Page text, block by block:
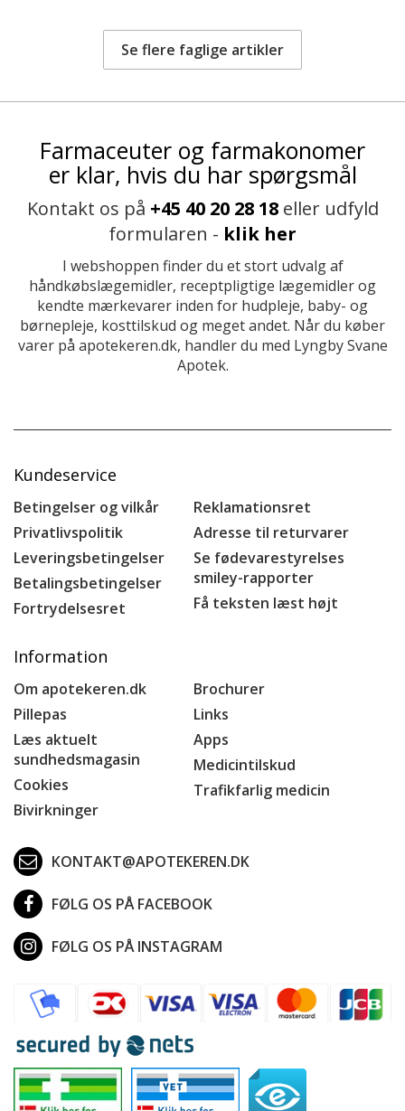
Se flere faglige artikler
Farmaceuter og farmakonomer
er klar, hvis du har spørgsmål
Kontakt os på +45 40 20 28 18eller udfyld
formularen - klik her
I webshoppen finder du et stort udvalg af
håndkøbslægemidler, receptpligtige lægemidler og
kendte mærkevarer inden for hudpleje, baby- og
børnepleje, kosttilskud og meget andet. Når du køber
varer på apotekeren.dk, handler du med Lyngby Svane
Apotek.
Kundeservice
Betingelser og vilkår
Privatlivspolitik
Leveringsbetingelser
Betalingsbetingelser
Fortrydelsesret
Reklamationsret
Adresse til returvarer
Se fødevarestyrelses
smiley-rapporter
Få teksten læst højt
Information
Om apotekeren.dk
Pillepas
Læs aktuelt
sundhedsmagasin
Cookies
Bivirkninger
Brochurer
Links
Apps
Medicintilskud
Trafikfarlig medicin
KONTAKT@APOTEKEREN.DK
FØLG OS PÅ FACEBOOK
FØLG OS PÅ INSTAGRAM